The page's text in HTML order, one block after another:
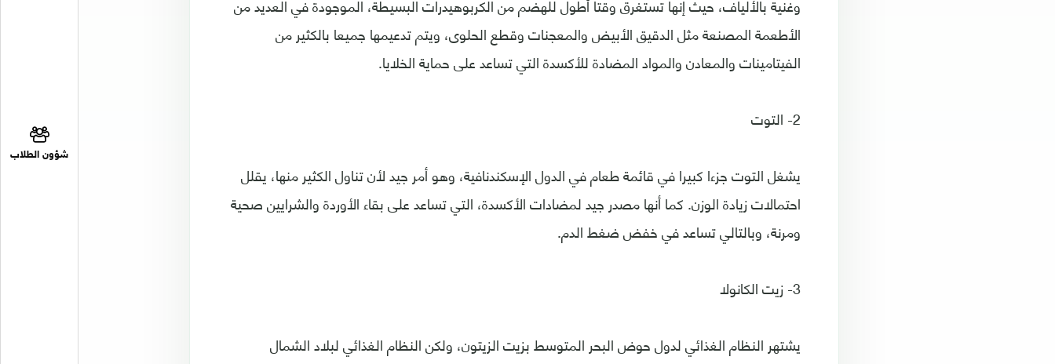
شؤون الطلاب
وغنية بالألياف، حيث إنها تستغرق وقتا أطول للهضم من الكربوهيدرات البسيطة، الموجودة في العديد من
الأطعمة المصنعة مثل الدقيق الأبيض والمعجنات وقطع الحلوى، ويتم تدعيمها جميعا بالكثير من
الفيتامينات والمعادن والمواد المضادة للأكسدة التي تساعد على حماية الخلايا.
2- التوت
يشغل التوت جزءا كبيرا في قائمة طعام في الدول الإسكندنافية، وهو أمر جيد لأن تناول الكثير منها، يقلل
احتمالات زيادة الوزن. كما أنها مصدر جيد لمضادات الأكسدة، التي تساعد على بقاء الأوردة والشرايين صحية
ومرنة، وبالتالي تساعد في خفض ضغط الدم.
3- زيت الكانولا
يشتهر النظام الغذائي لدول حوض البحر المتوسط بزيت الزيتون، ولكن النظام الغذائي لبلاد الشمال